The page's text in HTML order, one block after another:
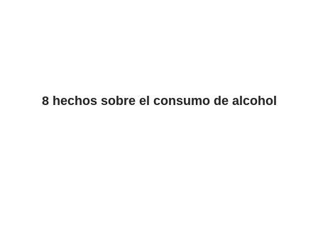
8 hechos sobre el consumo de alcohol